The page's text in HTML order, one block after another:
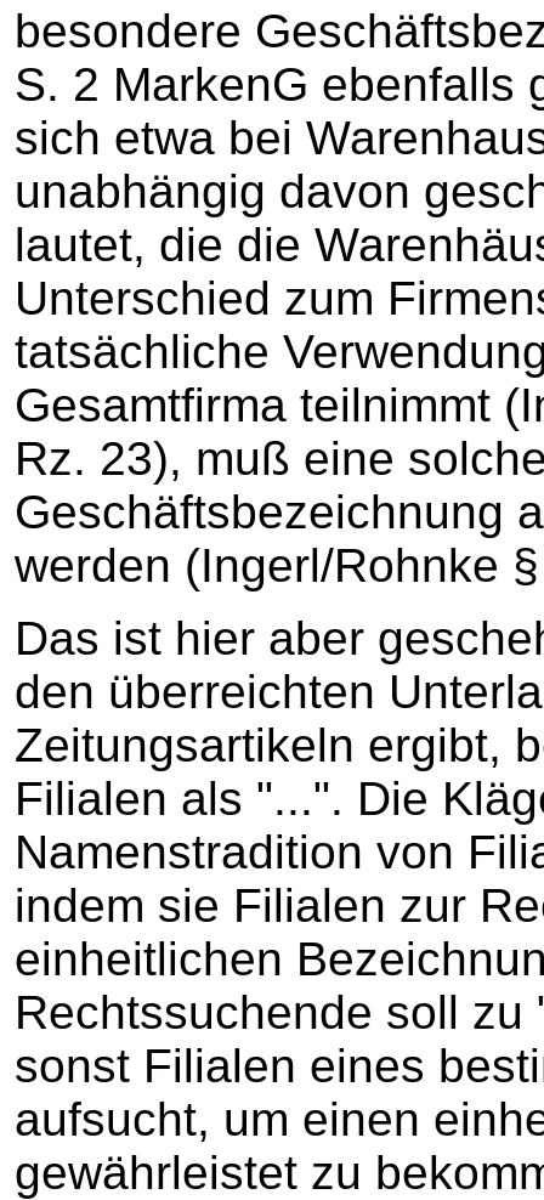
besondere
S. 2 MarkenG ebenfalls
sich etwa bei
unabhängig davon
lautet, die die
Unterschied zum
tatsächliche
Gesamtfirma teilnimmt
Rz. 23), muß eine
Geschäftsbezeichnung
werden (Ingerl/Rohnke
Das ist hier aber
den überreichten
Zeitungsartikeln ergibt,
Filialen als "...". Die
Namenstradition von
indem sie Filialen zur
einheitlichen
Rechtssuchende soll
sonst Filialen eines
aufsucht, um einen
gewährleistet zu